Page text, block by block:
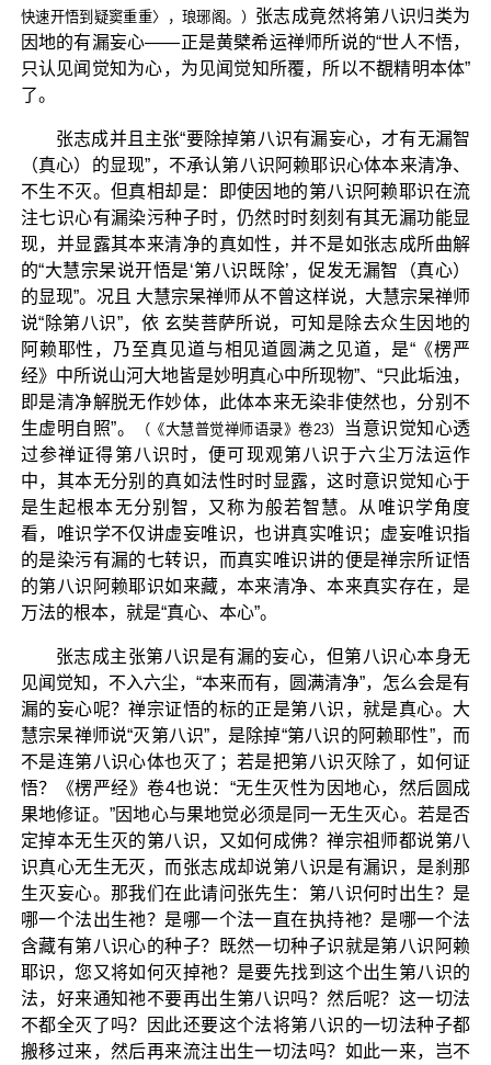
快速开悟到疑窦重重〉，琅琊阁。） 张志成竟然将第八识归类为
因地的有漏妄心——正是黄檗希运禅师所说的“世人不悟，
只认见闻觉知为心，为见闻觉知所覆，所以不覩精明本体”
了。
张志成并且主张“要除掉第八识有漏妄心，才有无漏智
（真心）的显现”，不承认第八识阿赖耶识心体本来清净、
不生不灭。但真相却是：即使因地的第八识阿赖耶识在流
注七识心有漏染污种子时，仍然时时刻刻有其无漏功能显
现，并显露其本来清净的真如性，并不是如张志成所曲解
的“大慧宗杲说开悟是‘第八识既除’，促发无漏智（真心）
的显现”。况且 大慧宗杲禅师从不曾这样说，大慧宗杲禅师
说“除第八识”，依 玄奘菩萨所说，可知是除去众生因地的
阿赖耶性，乃至真见道与相见道圆满之见道，是“《楞严
经》中所说山河大地皆是妙明真心中所现物”、“只此垢浊，
即是清净解脱无作妙体，此体本来无染非使然也，分别不
生虚明自照”。
（《大慧普觉禅师语录》卷23）
当意识觉知心透
过参禅证得第八识时，便可现观第八识于六尘万法运作
中，其本无分别的真如法性时时显露，这时意识觉知心于
是生起根本无分别智，又称为般若智慧。从唯识学角度
看，唯识学不仅讲虚妄唯识，也讲真实唯识；虚妄唯识指
的是染污有漏的七转识，而真实唯识讲的便是禅宗所证悟
的第八识阿赖耶识如来藏，本来清净、本来真实存在，是
万法的根本，就是“真心、本心”。
张志成主张第八识是有漏的妄心，但第八识心本身无
见闻觉知，不入六尘，“本来而有，圆满清净”，怎么会是有
漏的妄心呢？禅宗证悟的标的正是第八识，就是真心。大
慧宗杲禅师说“灭第八识”，是除掉“第八识的阿赖耶性”，而
不是连第八识心体也灭了；若是把第八识灭除了，如何证
悟？《楞严经》卷4也说：“无生灭性为因地心，然后圆成
果地修证。”因地心与果地觉必须是同一无生灭心。若是否
定掉本无生灭的第八识，又如何成佛？禅宗祖师都说第八
识真心无生无灭，而张志成却说第八识是有漏识，是刹那
生灭妄心。那我们在此请问张先生：第八识何时出生？是
哪一个法出生祂？是哪一个法一直在执持祂？是哪一个法
含藏有第八识心的种子？既然一切种子识就是第八识阿赖
耶识，您又将如何灭掉祂？是要先找到这个出生第八识的
法，好来通知祂不要再出生第八识吗？然后呢？这一切法
不都全灭了吗？因此还要这个法将第八识的一切法种子都
搬移过来，然后再来流注出生一切法吗？如此一来，岂不